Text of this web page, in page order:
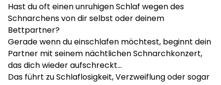
Hast du oft einen unruhigen Schlaf wegen des
Schnarchens von dir selbst oder deinem
Bettpartner?
Gerade wenn du einschlafen möchtest, beginnt dein
Partner mit seinem nächtlichen Schnarchkonzert,
das dich wieder aufschreckt…
Das führt zu Schlaflosigkeit, Verzweiflung oder sogar